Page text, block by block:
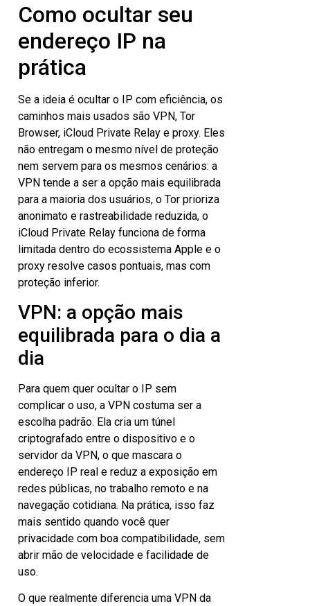
Como ocultar seu
endereço IP na
prática
Se a ideia é ocultar o IP com eficiência, os
caminhos mais usados são VPN, Tor
Browser, iCloud Private Relay e proxy. Eles
não entregam o mesmo nível de proteção
nem servem para os mesmos cenários: a
VPN tende a ser a opção mais equilibrada
para a maioria dos usuários, o Tor prioriza
anonimato e rastreabilidade reduzida, o
iCloud Private Relay funciona de forma
limitada dentro do ecossistema Apple e o
proxy resolve casos pontuais, mas com
proteção inferior.
VPN: a opção mais
equilibrada para o dia a
dia
Para quem quer ocultar o IP sem
complicar o uso, a VPN costuma ser a
escolha padrão. Ela cria um túnel
criptografado entre o dispositivo e o
servidor da VPN, o que mascara o
endereço IP real e reduz a exposição em
redes públicas, no trabalho remoto e na
navegação cotidiana. Na prática, isso faz
mais sentido quando você quer
privacidade com boa compatibilidade, sem
abrir mão de velocidade e facilidade de
uso.
O que realmente diferencia uma VPN da